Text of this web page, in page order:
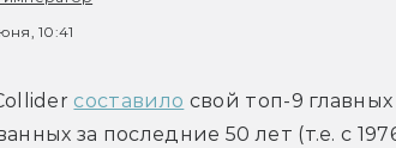
10:41
составило свой топ-9
за последние 50 лет (т.е. с